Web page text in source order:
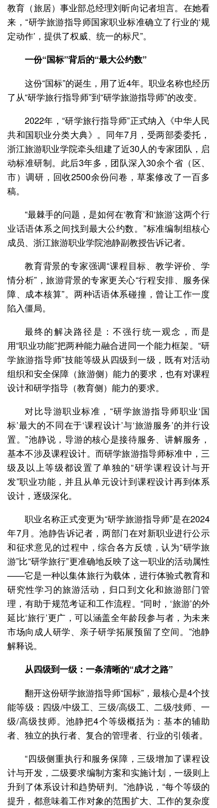
教育（旅居）事业部总经理刘昕向记者坦言。在她看
来，“研学旅游指导师国家职业标准确立了行业的‘规
定动作’，提供了权威、统一的标尺”。
一份“国标”背后的“最大公约数”
这份“国标”的诞生，用了近4年。职业名称也经历
了从“研学旅行指导师”到“研学旅游指导师”的改变。
2022年，“研学旅行指导师”正式纳入《中华人民
共和国职业分类大典》。同年7月，受两部委委托，
浙江旅游职业学院牵头组建了近30人的专家团队，启
动标准研制。此后3年多，团队深入30余个省（区、
市）调研，回收2500余份问卷，草案修改了一百多
稿。
“最棘手的问题，是如何在‘教育’和‘旅游’这两个行
业话语体系之间找到最大公约数。”标准编制组核心
成员、浙江旅游职业学院池静副教授告诉记者。
教育背景的专家强调“课程目标、教学评价、学
情分析”，旅游背景的专家更关心“行程安排、服务保
障、成本核算”。两种话语体系碰撞，曾让工作一度
陷入僵局。
最终的解决路径是：不强行统一观念，而是
用“职业功能”把两种能力融合进同一个能力框架。“研
学旅游指导师”技能等级从四级到一级，既有对活动
组织和安全保障（旅游侧）能力的要求，也有对课程
设计和研学指导（教育侧）能力的要求。
对比导游职业标准，“研学旅游指导师职业‘国
标’最大的不同在于‘课程设计’与‘旅游服务’的并行设
置。”池静说，导游的核心是接待服务、讲解服务，
基本不涉及课程设计。而研学旅游指导师标准中，三
级及以上等级都设置了单独的“研学课程设计与开
发”职业功能，并且从单元设计到课程设计再到体系
设计，逐级深化。
职业名称正式变更为“研学旅游指导师”是在2024
年7月。池静告诉记者，两部门在对新职业进行公示
和征求意见的过程中，综合各方反馈，认为“研学旅
游”比“研学旅行”更准确地反映了这一职业的活动属性
——它是一种以集体旅行为载体，进行体验式教育和
研究性学习的旅游活动，归口到文化和旅游部门管
理，有助于规范考证和工作流程。“同时，‘旅游’的外
延比‘旅行’更广，可以涵盖全年龄段参与者，为未来
市场向成人研学、亲子研学拓展预留了空间。”池静
解释说。
从四级到一级：一条清晰的“成才之路”
翻开这份研学旅游指导师“国标”，最核心是4个技
能等级：四级/中级工、三级/高级工、二级/技师、一
级/高级技师。池静把4个等级概括为：基本的辅助
者、独立的执行者、复合的管理者、行业的引领者。
“四级侧重执行和服务保障，三级增加了课程设
计与开发，二级要求编制方案和实施计划，一级则上
升到了体系设计和趋势研判。”池静说，“每个等级的
提升，都意味着工作对象的范围扩大、工作的复杂度